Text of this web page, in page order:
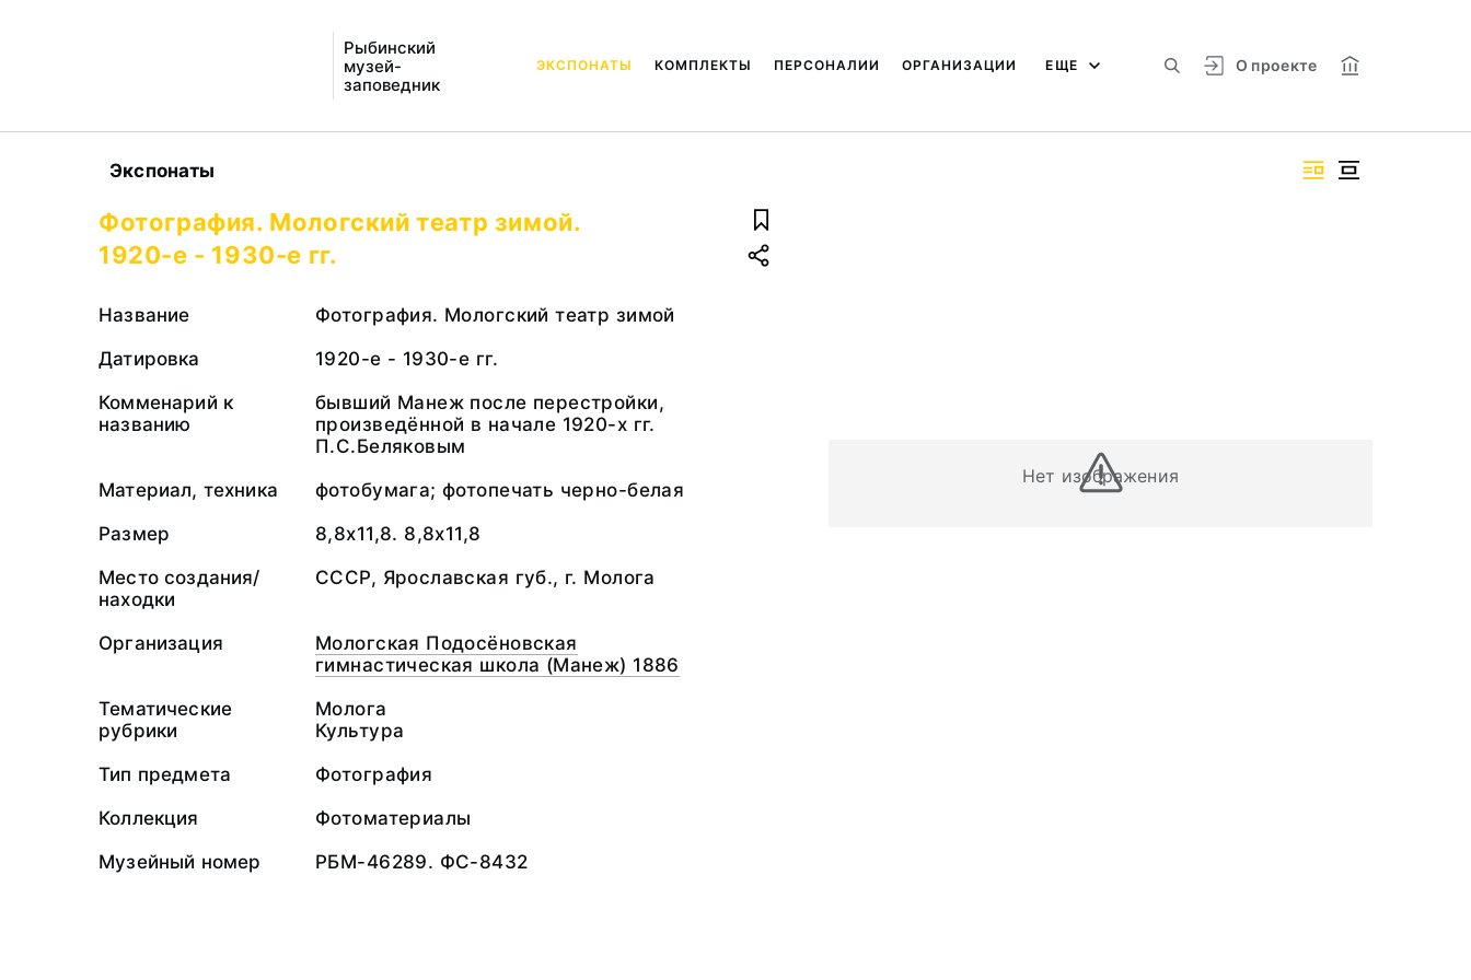
Рыбинский
музей-
заповедник
О проекте
ЭКСПОНАТЫ КОМПЛЕКТЫ ПЕРСОНАЛИИ ОРГАНИЗАЦИИ ЕЩЕ
Экспонаты
Нет изображения
Фотография. Мологский театр зимой.
1920-е - 1930-е гг.
Название
Фотография. Мологский театр зимой
Датировка
1920-е - 1930-е гг.
Комменарий к
названию
бывший Манеж после перестройки,
произведённой в начале 1920-х гг.
П.С.Беляковым
Материал, техника
фотобумага; фотопечать черно-белая
Размер
8,8х11,8. 8,8х11,8
Место создания/
находки
СССР, Ярославская губ., г. Молога
Организация
Мологская Подосёновская
гимнастическая школа (Манеж) 1886
Тематические
рубрики
Молога
Культура
Тип предмета
Фотография
Коллекция
Фотоматериалы
Музейный номер
РБМ-46289. ФС-8432